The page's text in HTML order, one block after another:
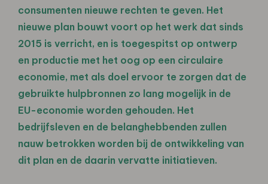
consumenten nieuwe rechten te geven. Het
nieuwe plan bouwt voort op het werk dat sinds
2015 is verricht, en is toegespitst op ontwerp
en productie met het oog op een circulaire
economie, met als doel ervoor te zorgen dat de
gebruikte hulpbronnen zo lang mogelijk in de
EU-economie worden gehouden. Het
bedrijfsleven en de belanghebbenden zullen
nauw betrokken worden bij de ontwikkeling van
dit plan en de daarin vervatte initiatieven.